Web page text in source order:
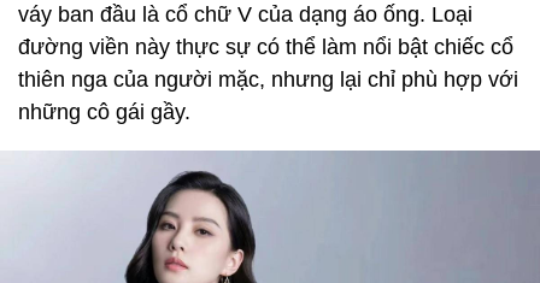
váy ban đầu là cổ chữ V của dạng áo ống. Loại
đường viền này thực sự có thể làm nổi bật chiếc cổ
thiên nga của người mặc, nhưng lại chỉ phù hợp với
những cô gái gầy.